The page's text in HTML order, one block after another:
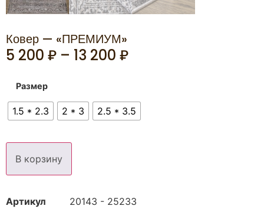
Ковер — «ПРЕМИУМ»
5 200 ₽ – 13 200 ₽
Размер
1.5 * 2.3 2 * 3 2.5 * 3.5
В корзину
Артикул
20143 - 25233